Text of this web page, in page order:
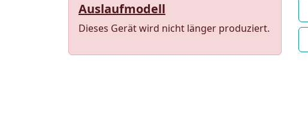
Auslaufmodell
Dieses Gerät wird nicht länger produziert.